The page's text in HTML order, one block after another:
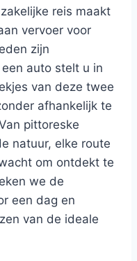
reis maakt
vervoer voor
zijn
auto stelt u in
van deze twee
afhankelijk te
pittoreske
natuur, elke route
om ontdekt te
we de
een dag en
van de ideale